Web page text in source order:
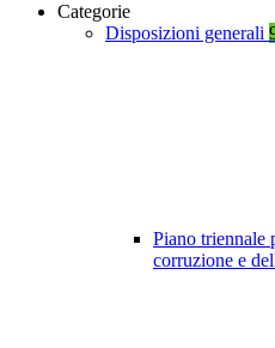
Categorie
Disposizioni generali
Piano triennale
corruzione e